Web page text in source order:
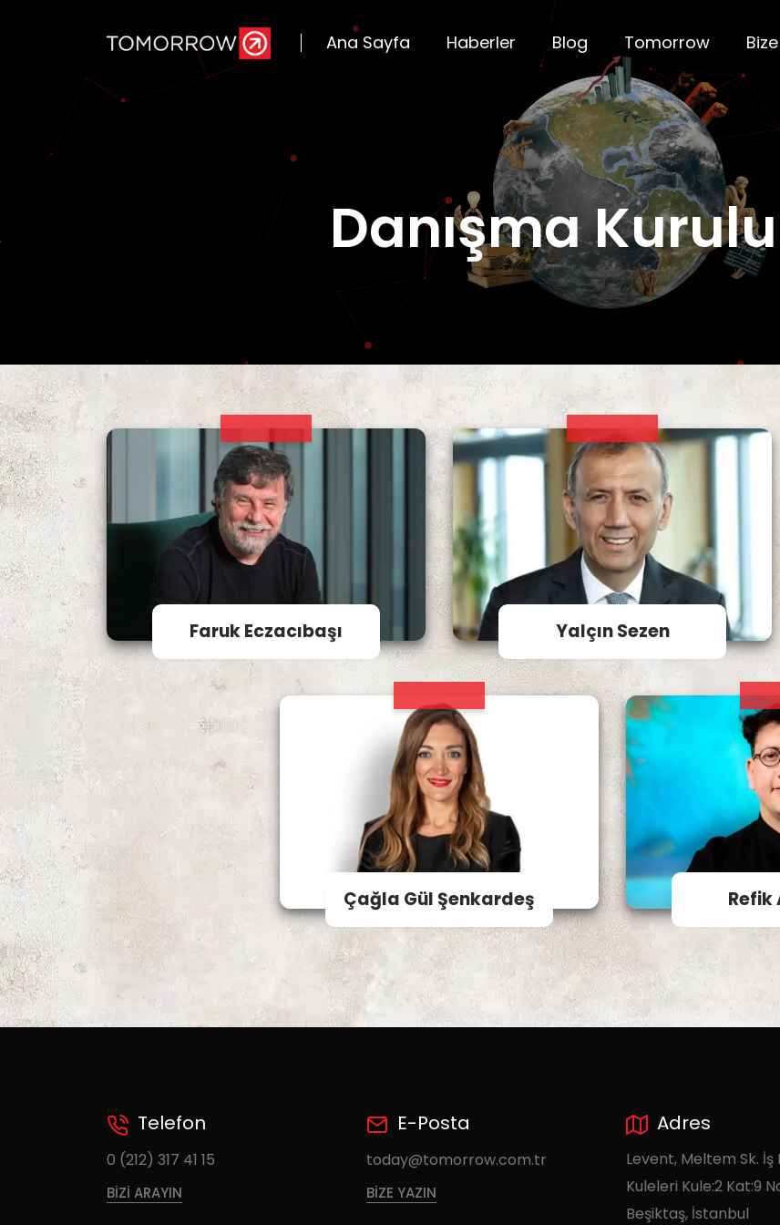
Ana Sayfa Haberler Blog Tomorrow Bize
Danışma
Faruk Eczacıbaşı Yalçın Sezen
Çağla Gül Şenkardeş Refik
Telefon
0 (212) 317 41 15
BIZI ARAYIN
E-Posta
today@tomorrow.com.tr
BIZE YAZIN
Adres
Levent, Meltem Sk. İş
Kuleleri Kule:2 Kat:9
Beşiktaş, İstanbul